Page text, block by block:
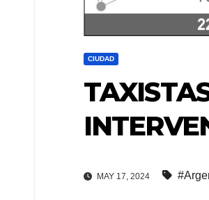
CIUDAD
MAY 17, 2024